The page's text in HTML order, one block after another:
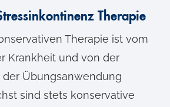
Therapie
Therapie ist vom
Krankheit und von der
der Übungsanwendung
sind stets konservative